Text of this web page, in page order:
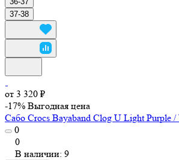
37-38
от 3 320 ₽
-17% Выгодная цена
Сабо Crocs Bayaband Clog U Light Purple /
0
0
В наличии: 9